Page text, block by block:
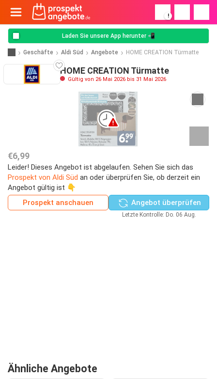
!
Laden Sie unsere App herunter 📲
Geschäfte Aldi Süd Angebote HOME CREATION Türmatte
HOME CREATION Türmatte
Gültig von 26 Mai 2026 bis 31 Mai 2026
€6,99
Leider! Dieses Angebot ist abgelaufen. Sehen Sie sich das
Prospekt von Aldi Süd an oder überprüfen Sie, ob derzeit ein
Angebot gültig ist 👇
Prospekt anschauen
Angebot überprüfen
Letzte Kontrolle: Do. 06 Aug.
Ähnliche Angebote